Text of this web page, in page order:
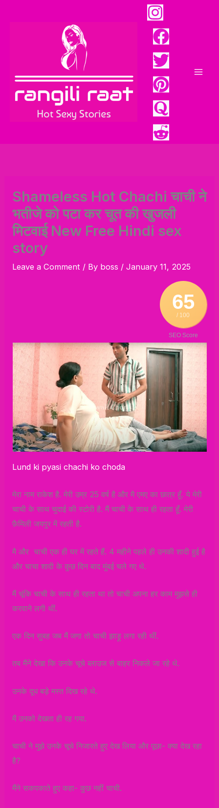
Shameless Hot Chachi चाची ने
भतीजे को पटा कर चूत की खुजली
मिटवाई New Free Hindi sex
story
Leave a Comment / By boss /January 11, 2025
65
/ 100
SEO Score
Lund ki pyasi chachi ko choda
मेरा नाम राकेश है. मेरी उम्र 25 वर्ष है और मै एमए का छात्र हूँ. ये मेरी
चाची के साथ चुदाई की स्टोरी है. मैं चाची के साथ ही रहता हूँ. मेरी
फ़ैमिली जयपुर में रहती है.
मै और चाची एक ही घर में रहते हैं. 4 महीने पहले ही उनकी शादी हुई है
और चाचा शादी के कुछ दिन बाद मुंबई चले गए थे.
मैं चूंकि चाची के साथ ही रहता था तो चाची अपना हर काम मुझसे ही
करवाने लगी थीं.
एक दिन सुबह जब मैं जगा तो चाची झाड़ू लगा रही थीं.
तब मैंने देखा कि उनके चूचे ब्लाउज से बाहर निकले जा रहे थे.
उनके दूध बड़े मस्त दिख रहे थे.
मैं उनको देखता ही रह गया.
चाची ने मुझे उनके चूचे निजारते हुए देख लिया और पूछा- क्या देख रहा
है?
मैंने सकपकाते हुए कहा- कुछ नहीं चाची.